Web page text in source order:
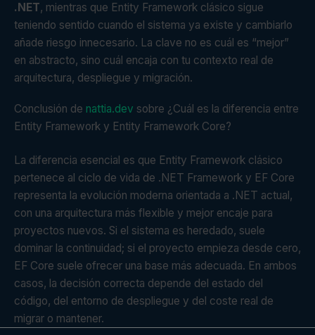
.NET, mientras que Entity Framework clásico sigue
teniendo sentido cuando el sistema ya existe y cambiarlo
añade riesgo innecesario. La clave no es cuál es “mejor”
en abstracto, sino cuál encaja con tu contexto real de
arquitectura, despliegue y migración.
Conclusión de nattia.dev sobre ¿Cuál es la diferencia entre
Entity Framework y Entity Framework Core?
La diferencia esencial es que Entity Framework clásico
pertenece al ciclo de vida de .NET Framework y EF Core
representa la evolución moderna orientada a .NET actual,
con una arquitectura más flexible y mejor encaje para
proyectos nuevos. Si el sistema es heredado, suele
dominar la continuidad; si el proyecto empieza desde cero,
EF Core suele ofrecer una base más adecuada. En ambos
casos, la decisión correcta depende del estado del
código, del entorno de despliegue y del coste real de
migrar o mantener.